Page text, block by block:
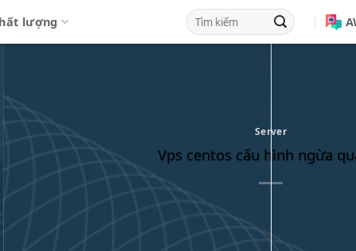
lượng
Server
Vps centos cấu hình ngừa